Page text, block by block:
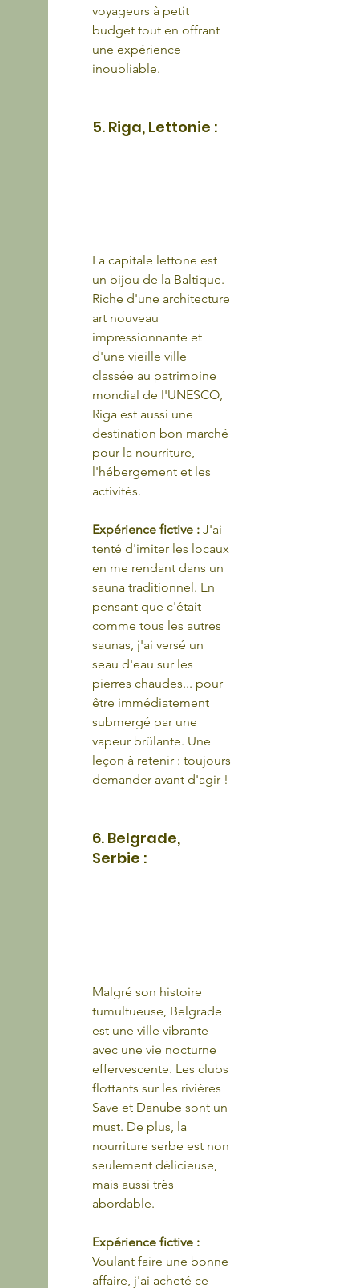
voyageurs à petit
budget tout en offrant
une expérience
inoubliable.
5. Riga, Lettonie :
La capitale lettone est
un bijou de la Baltique.
Riche d'une architecture
art nouveau
impressionnante et
d'une vieille ville
classée au patrimoine
mondial de l'UNESCO,
Riga est aussi une
destination bon marché
pour la nourriture,
l'hébergement et les
activités.
Expérience fictive : J'ai
tenté d'imiter les locaux
en me rendant dans un
sauna traditionnel. En
pensant que c'était
comme tous les autres
saunas, j'ai versé un
seau d'eau sur les
pierres chaudes... pour
être immédiatement
submergé par une
vapeur brûlante. Une
leçon à retenir : toujours
demander avant d'agir !
6. Belgrade,
Serbie :
Malgré son histoire
tumultueuse, Belgrade
est une ville vibrante
avec une vie nocturne
effervescente. Les clubs
flottants sur les rivières
Save et Danube sont un
must. De plus, la
nourriture serbe est non
seulement délicieuse,
mais aussi très
abordable.
Expérience fictive :
Voulant faire une bonne
affaire, j'ai acheté ce